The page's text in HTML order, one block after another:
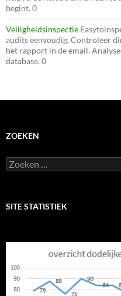
begint. 0
Veiligheidsinspectie
audits eenvoudig. Controleer
het rapport in de email.
database. 0
ZOEKEN
Zoeken
naar:
SITE STATISTIEK